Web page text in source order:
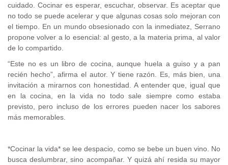
cuidado. Cocinar es esperar, escuchar, observar. Es aceptar que
no todo se puede acelerar y que algunas cosas solo mejoran con
el tiempo. En un mundo obsesionado con la inmediatez, Serrano
propone volver a lo esencial: al gesto, a la materia prima, al valor
de lo compartido.
“Este no es un libro de cocina, aunque huela a guiso y a pan
recién hecho”, afirma el autor. Y tiene razón. Es, más bien, una
invitación a mirarnos con honestidad. A entender que, igual que
en la cocina, en la vida no todo sale siempre como estaba
previsto, pero incluso de los errores pueden nacer los sabores
más memorables.
*Cocinar la vida* se lee despacio, como se bebe un buen vino. No
busca deslumbrar, sino acompañar. Y quizá ahí resida su mayor